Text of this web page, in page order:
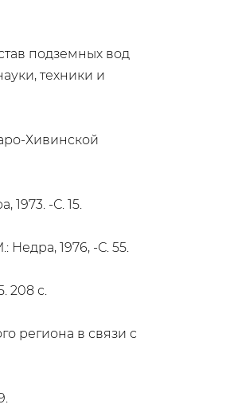
подземных вод
техники и
Хивинской
1973. -С. 15.
1976, -С. 55.
208 с.
региона в связи с